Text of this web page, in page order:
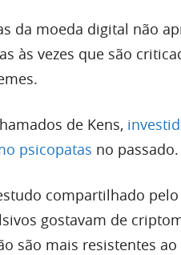
da moeda digital não
às vezes que são
de Kens,
psicopatas no passado.
compartilhado
gostavam de
são mais resistentes